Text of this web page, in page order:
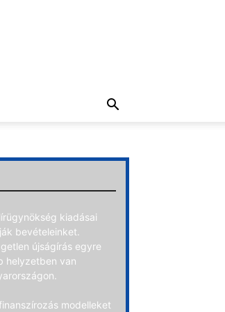
kiadásai
bevételeinket.
újságírás egyre
helyzetben van
modelleket